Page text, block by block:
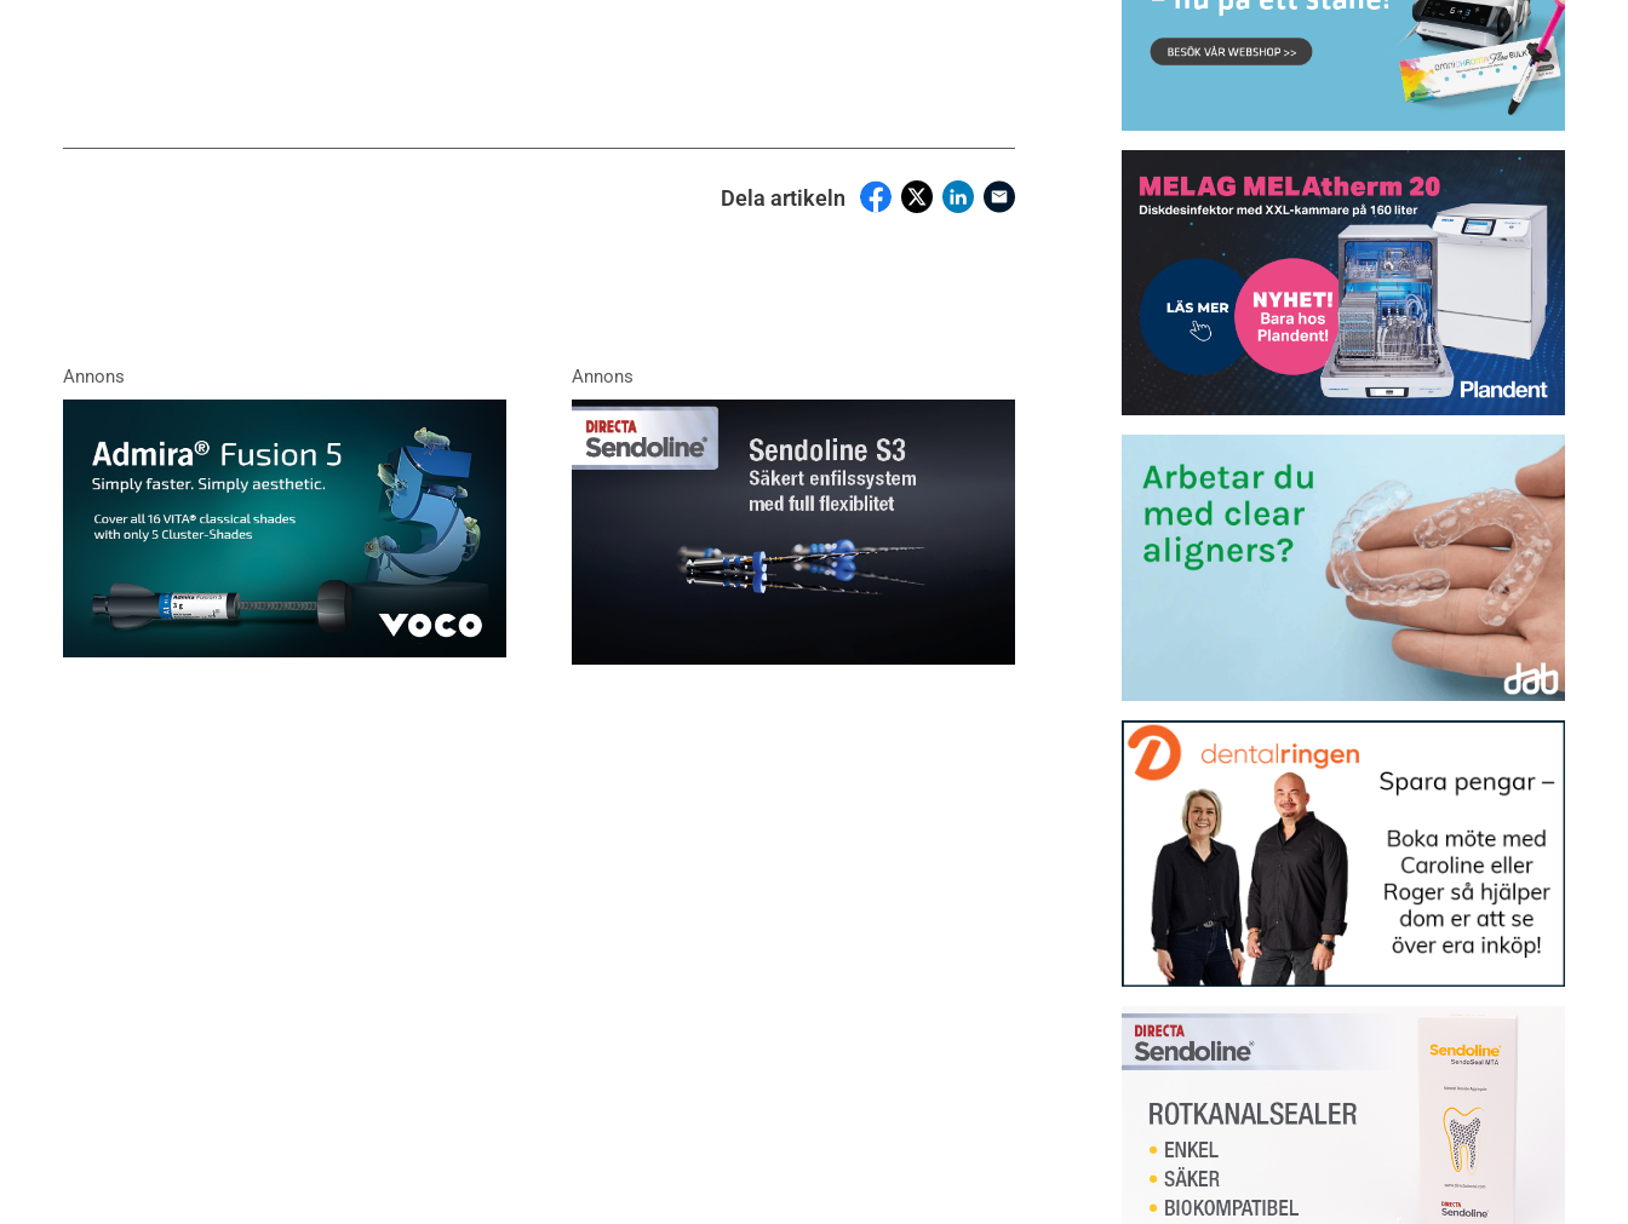
Dela artikeln